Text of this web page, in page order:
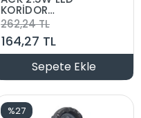
KORİDOR
AYDINLATMASI
BEYAZ ALUMİNİUM
262,24 TL
164,27 TL
Sepete Ekle
%27